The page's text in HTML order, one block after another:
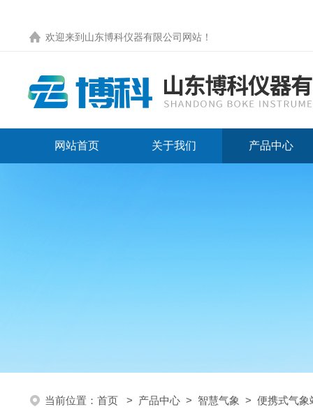
欢迎来到 山东博科仪器有限公司网站 ！
网站首页 关于我们 产品中心
当前位置： 首页 > 产品中心 > 智慧气象 > 便携式气象